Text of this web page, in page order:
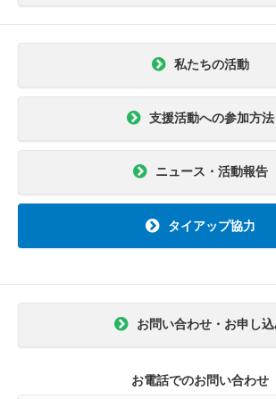
私たちの活動
支援活動への参加方法
ニュース・活動報告
タイアップ協力
お問い合わせ・お申し
お電話でのお問い合わせ